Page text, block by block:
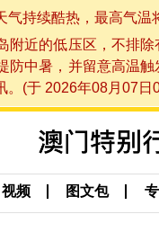
气持续酷热，最高气
附近的低压区，不排
防中暑，并留意高温
(于 2026年08月07日
视频 图文包